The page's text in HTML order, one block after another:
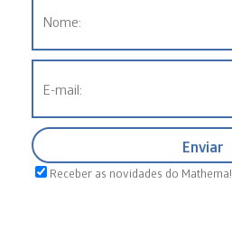
Receber as novidades do Mathema!